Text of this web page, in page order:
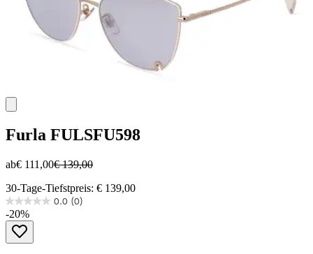
Furla FULSFU598
ab€ 111,00€ 139,00
30-Tage-Tiefstpreis: € 139,00
0.0 (0)
0.0
von
Sternen.
-20%